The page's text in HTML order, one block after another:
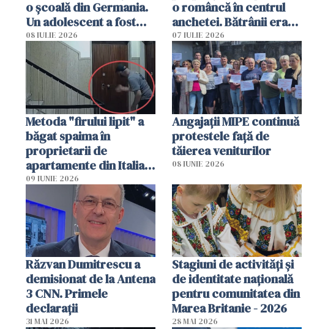
o școală din Germania.
Un adolescent a fost
arestat
08 IULIE 2026
o româncă în centrul
anchetei. Bătrânii erau
puși să lase la poartă
genți cu aur și bani
07 IULIE 2026
Metoda "firului lipit" a
băgat spaima în
proprietarii de
apartamente din Italia.
Poliția, sesizată
09 IUNIE 2026
Angajaţii MIPE continuă
protestele faţă de
tăierea veniturilor
08 IUNIE 2026
Răzvan Dumitrescu a
demisionat de la Antena
3 CNN. Primele
declarații
31 MAI 2026
Stagiuni de activități și
de identitate națională
pentru comunitatea din
Marea Britanie - 2026
28 MAI 2026